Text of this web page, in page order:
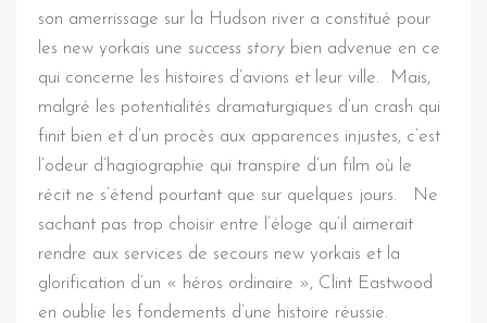
son amerrissage sur la Hudson river a constitué pour
les new yorkais une success story bien advenue en ce
qui concerne les histoires d’avions et leur ville. Mais,
malgré les potentialités dramaturgiques d’un crash qui
finit bien et d’un procès aux apparences injustes, c’est
l’odeur d’hagiographie qui transpire d’un film où le
récit ne s’étend pourtant que sur quelques jours. Ne
sachant pas trop choisir entre l’éloge qu’il aimerait
rendre aux services de secours new yorkais et la
glorification d’un « héros ordinaire », Clint Eastwood
en oublie les fondements d’une histoire réussie.